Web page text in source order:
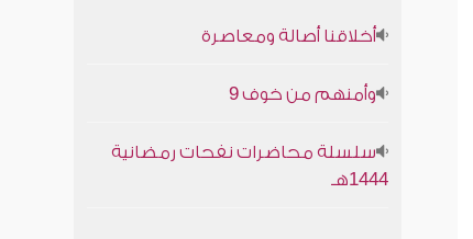
أخلاقنا أصالة ومعاصرة
وأمنهم من خوف 9
سلسلة محاضرات نفحات رمضانية
1444هـ